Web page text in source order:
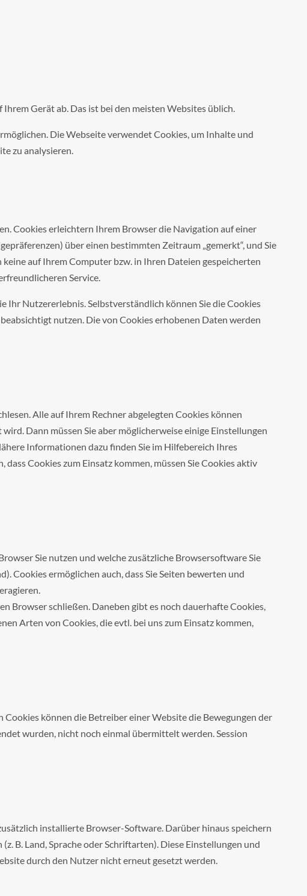
Gerät ab. Das ist bei den meisten Websites üblich.
Die Webseite verwendet Cookies, um Inhalte und
zu analysieren.
Cookies erleichtern Ihrem Browser die Navigation auf einer
über einen bestimmten Zeitraum „gemerkt“, und Sie
auf Ihrem Computer bzw. in Ihren Dateien gespeicherten
Service.
Nutzererlebnis. Selbstverständlich können Sie die Cookies
nutzen. Die von Cookies erhobenen Daten werden
Alle auf Ihrem Rechner abgelegten Cookies können
Dann müssen Sie aber möglicherweise einige Einstellungen
Informationen dazu finden Sie im Hilfebereich Ihres
Cookies zum Einsatz kommen, müssen Sie Cookies aktiv
Sie nutzen und welche zusätzliche Browsersoftware Sie
Cookies ermöglichen auch, dass Sie Seiten bewerten und
Browser schließen. Daneben gibt es noch dauerhafte Cookies,
Arten von Cookies, die evtl. bei uns zum Einsatz kommen,
können die Betreiber einer Website die Bewegungen der
wurden, nicht noch einmal übermittelt werden. Session
installierte Browser-Software. Darüber hinaus speichern
B. Land, Sprache oder Schriftarten). Diese Einstellungen und
durch den Nutzer nicht erneut gesetzt werden.